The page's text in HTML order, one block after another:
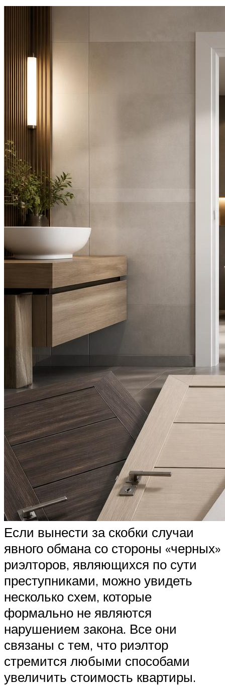
Если вынести за скобки случаи
явного обмана со стороны «черных»
риэлторов, являющихся по сути
преступниками, можно увидеть
несколько схем, которые
формально не являются
нарушением закона. Все они
связаны с тем, что риэлтор
стремится любыми способами
увеличить стоимость квартиры.